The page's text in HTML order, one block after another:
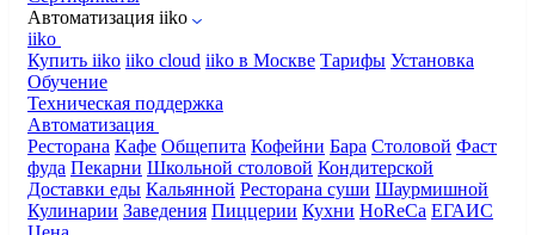
Автоматизация iiko
iiko
Купить iiko iiko cloud iiko в Москве Тарифы Установка
Обучение
Техническая поддержка
Автоматизация
Ресторана Кафе Общепита Кофейни Бара Столовой Фаст
фуда Пекарни Школьной столовой Кондитерской
Доставки еды Кальянной Ресторана суши Шаурмишной
Кулинарии Заведения Пиццерии Кухни HoReCa ЕГАИС